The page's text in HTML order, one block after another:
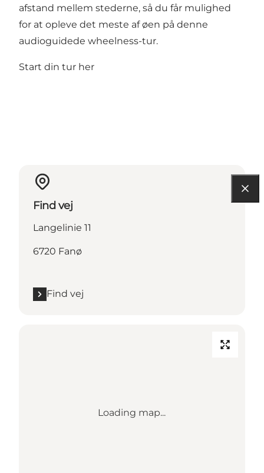
afstand mellem stederne, så du får mulighed
for at opleve det meste af øen på denne
audioguidede wheelness-tur.
Start din tur her
Find vej
Langelinie 11
6720 Fanø
Find vej
Loading map...